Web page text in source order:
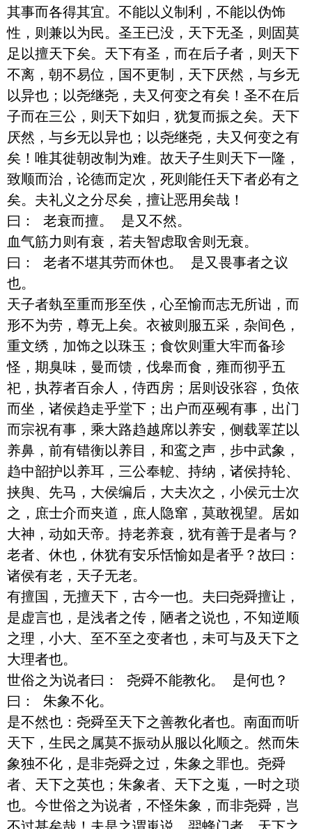
其事而各得其宜。不能以义制利，不能以伪饰
性，则兼以为民。圣王已没，天下无圣，则固莫
足以擅天下矣。天下有圣，而在后子者，则天下
不离，朝不易位，国不更制，天下厌然，与乡无
以异也；以尧继尧，夫又何变之有矣！圣不在后
子而在三公，则天下如归，犹复而振之矣。天下
厌然，与乡无以异也；以尧继尧，夫又何变之有
矣！唯其徙朝改制为难。故天子生则天下一隆，
致顺而治，论德而定次，死则能任天下者必有之
矣。夫礼义之分尽矣，擅让恶用矣哉！
曰： 老衰而擅。 是又不然。
血气筋力则有衰，若夫智虑取舍则无衰。
曰： 老者不堪其劳而休也。 是又畏事者之议
也。
天子者埶至重而形至佚，心至愉而志无所诎，而
形不为劳，尊无上矣。衣被则服五采，杂间色，
重文绣，加饰之以珠玉；食饮则重大牢而备珍
怪，期臭味，曼而馈，伐皋而食，雍而彻乎五
祀，执荐者百余人，侍西房；居则设张容，负依
而坐，诸侯趋走乎堂下；出户而巫觋有事，出门
而宗祝有事，乘大路趋越席以养安，侧载睪芷以
养鼻，前有错衡以养目，和鸾之声，步中武象，
趋中韶护以养耳，三公奉軶、持纳，诸侯持轮、
挟舆、先马，大侯编后，大夫次之，小侯元士次
之，庶士介而夹道，庶人隐窜，莫敢视望。居如
大神，动如天帝。持老养衰，犹有善于是者与？
老者、休也，休犹有安乐恬愉如是者乎？故曰：
诸侯有老，天子无老。
有擅国，无擅天下，古今一也。夫曰尧舜擅让，
是虚言也，是浅者之传，陋者之说也，不知逆顺
之理，小大、至不至之变者也，未可与及天下之
大理者也。
世俗之为说者曰： 尧舜不能教化。 是何也？
曰： 朱象不化。
是不然也：尧舜至天下之善教化者也。南面而听
天下，生民之属莫不振动从服以化顺之。然而朱
象独不化，是非尧舜之过，朱象之罪也。尧舜
者、天下之英也；朱象者、天下之嵬，一时之琐
也。今世俗之为说者，不怪朱象，而非尧舜，岂